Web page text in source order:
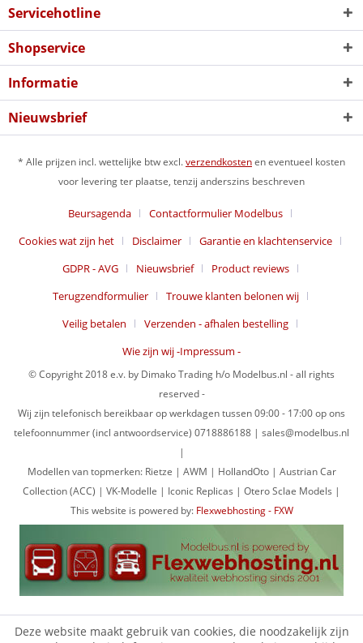
Servicehotline
Shopservice
Informatie
Nieuwsbrief
* Alle prijzen incl. wettelijke btw excl.verzendkostenen eventueel kosten
voor levering ter plaatse, tenzij anderszins beschreven
Beursagenda
Contactformulier Modelbus
Cookies wat zijn het
Disclaimer
Garantie en klachtenservice
GDPR - AVG
Nieuwsbrief
Product reviews
Terugzendformulier
Trouwe klanten belonen wij
Veilig betalen
Verzenden - afhalen bestelling
Wie zijn wij -Impressum -
© Copyright 2018 e.v. by Dimako Trading h/o Modelbus.nl - all rights
reserved -
Wij zijn telefonisch bereikbaar op werkdagen tussen 09:00 - 17:00 op ons
telefoonnummer (incl antwoordservice) 0718886188 | sales@modelbus.nl
|
Modellen van topmerken: Rietze | AWM | HollandOto | Austrian Car
Collection (ACC) | VK-Modelle | Iconic Replicas | Otero Sclae Models |
This website is powered by: Flexwebhosting - FXW
Deze website maakt gebruik van cookies, die noodzakelijk zijn